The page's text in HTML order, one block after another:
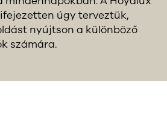
úgy terveztük,
nyújtson a különböző
számára.